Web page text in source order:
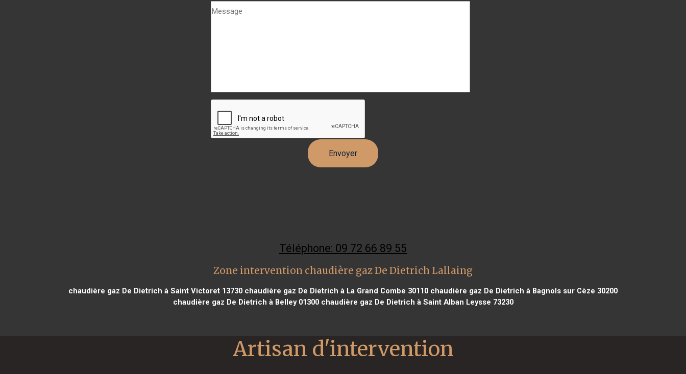
Téléphone: 09 72 66 89 55
Zone intervention chaudière gaz De Dietrich Lallaing
chaudière gaz De Dietrich à Saint Victoret 13730 chaudière gaz De Dietrich à La Grand Combe 30110 chaudière gaz De Dietrich à Bagnols sur Cèze 30200
chaudière gaz De Dietrich à Belley 01300chaudière gaz De Dietrich à Saint Alban Leysse 73230
Artisan d'intervention